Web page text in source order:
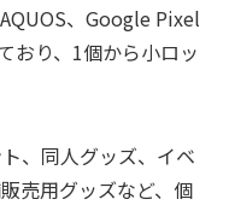
、Google Pixel
おり、1個から小ロッ
、同人グッズ、イベ
売用グッズなど、個